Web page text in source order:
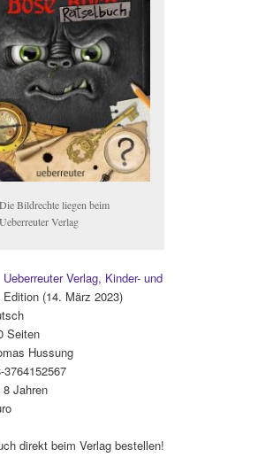
Die Bildrechte liegen beim
Ueberreuter Verlag
Ueberreuter Verlag, Kinder- und
(14. März 2023)
Seiten
Hussung
3764152567
8 Jahren
direkt beim Verlag bestellen!